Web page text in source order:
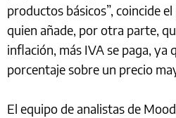
productos básicos”, coincide
quien añade, por otra parte,
inflación, más IVA se paga, ya
porcentaje sobre un precio
El equipo de analistas de